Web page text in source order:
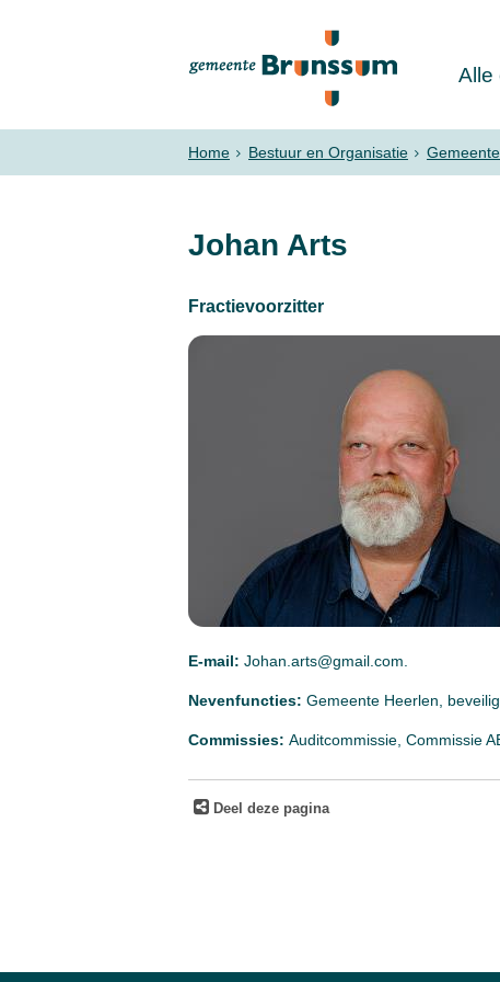
Alle
Home Bestuur en Organisatie
Johan Arts
Fractievoorzitter
E-mail: Johan.arts@gmail.com.
Nevenfuncties: Gemeente Heerlen,
Commissies: Auditcommissie, Commissie
Deel deze pagina